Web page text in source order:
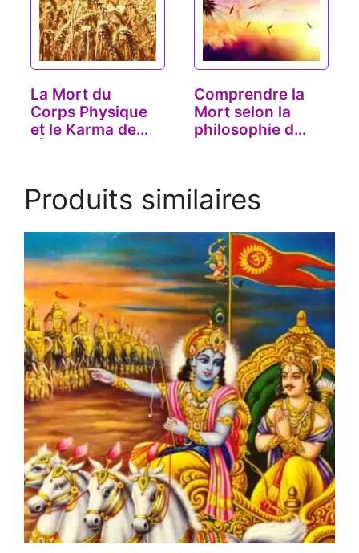
La Mort du
Corps Physique
et le Karma de
Comprendre la
Mort selon la
philosophie du
Produits similaires